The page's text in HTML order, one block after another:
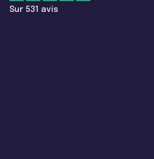
Sur 531 avis